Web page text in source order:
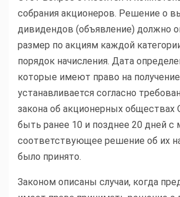
собрания акционеров. Решение о
дивидендов (объявление) должно
размер по акциям каждой
порядок начисления. Дата
которые имеют право на
устанавливается согласно
закона об акционерных обществах
быть ранее 10 и позднее 20 дней с
соответствующее решение об их
было принято.
Законом описаны случаи, когда